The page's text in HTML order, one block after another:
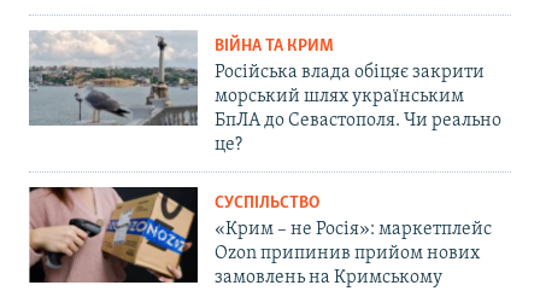
ВІЙНА ТА КРИМ
Російська влада обіцяє закрити
морський шлях українським
БпЛА до Севастополя. Чи реально
це?
СУСПІЛЬСТВО
«Крим – не Росія»: маркетплейс
Ozon припинив прийом нових
замовлень на Кримському